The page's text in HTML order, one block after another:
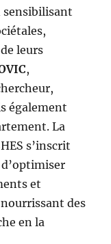
sensibilisant
leurs
,
également
La
s’inscrit
et
des
en la